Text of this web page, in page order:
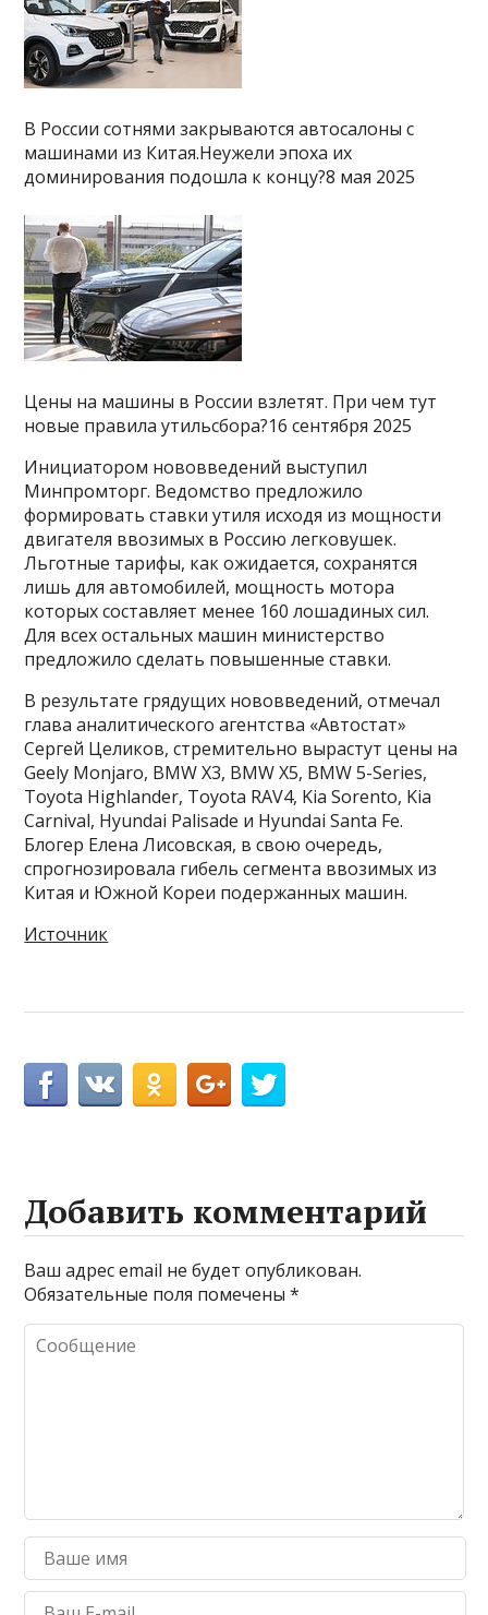
В России сотнями закрываются автосалоны с
машинами из Китая.Неужели эпоха их
доминирования подошла к концу?8 мая 2025
Цены на машины в России взлетят. При чем тут
новые правила утильсбора?16 сентября 2025
Инициатором нововведений выступил
Минпромторг. Ведомство предложило
формировать ставки утиля исходя из мощности
двигателя ввозимых в Россию легковушек.
Льготные тарифы, как ожидается, сохранятся
лишь для автомобилей, мощность мотора
которых составляет менее 160 лошадиных сил.
Для всех остальных машин министерство
предложило сделать повышенные ставки.
В результате грядущих нововведений, отмечал
глава аналитического агентства «Автостат»
Сергей Целиков, стремительно вырастут цены на
Geely Monjaro, BMW X3, BMW X5, BMW 5-Series,
Toyota Highlander, Toyota RAV4, Kia Sorento, Kia
Carnival, Hyundai Palisade и Hyundai Santa Fe.
Блогер Елена Лисовская, в свою очередь,
спрогнозировала гибель сегмента ввозимых из
Китая и Южной Кореи подержанных машин.
Источник
Добавить комментарий
Ваш адрес email не будет опубликован.
Обязательные поля помечены*